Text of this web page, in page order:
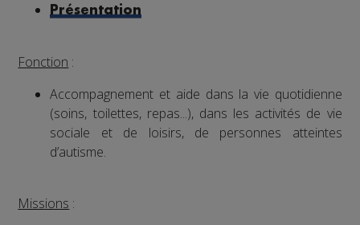
Présentation
Fonction :
Accompagnement et aide dans la vie quotidienne
(soins, toilettes, repas...), dans les activités de vie
sociale et de loisirs, de personnes atteintes
d’autisme.
Missions :